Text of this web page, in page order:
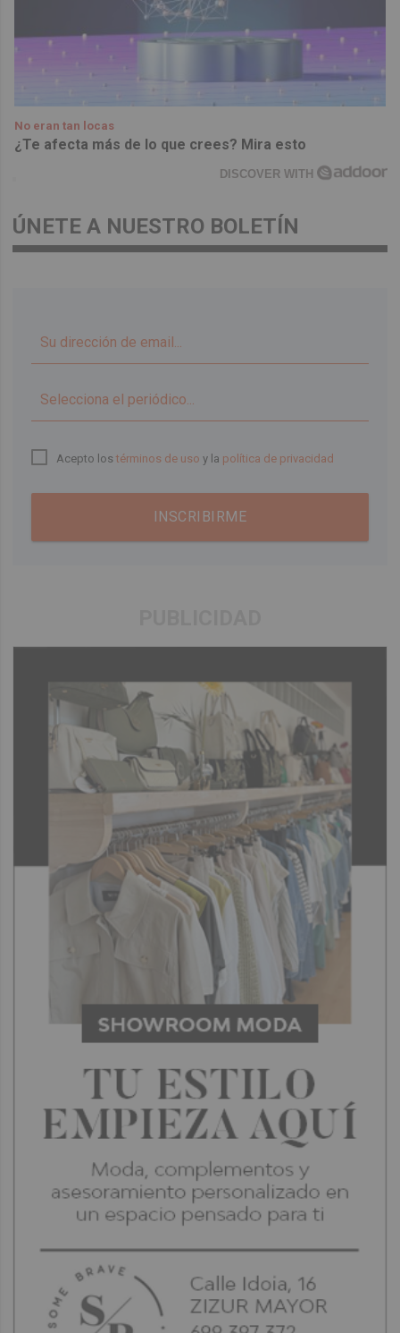
No eran tan locas
¿Te afecta más de lo que crees? Mira esto
DISCOVER WITH
ÚNETE A NUESTRO BOLETÍN
Acepto lostérminos de uso y la política de privacidad
INSCRIBIRME